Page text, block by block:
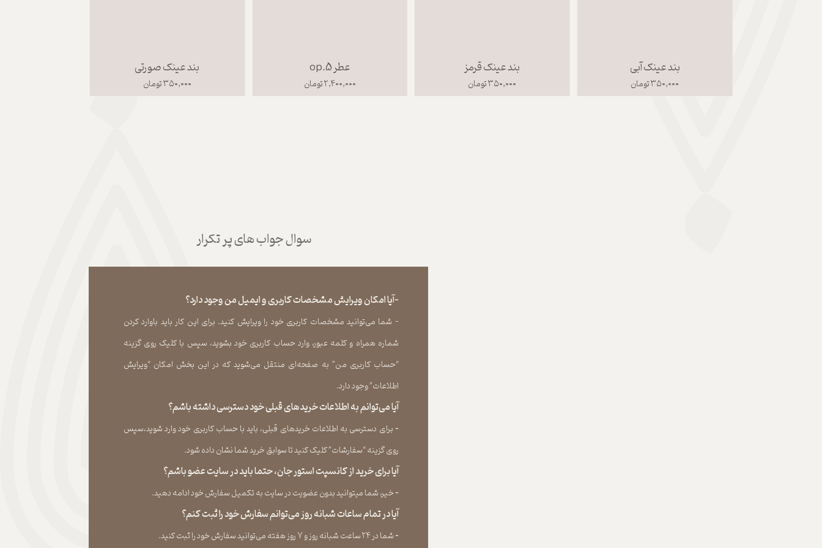
بند عینک صورتی
۳۵۰,۰۰۰ تومان
عطر op.5
۲,۴۰۰,۰۰۰ تومان
بند عینک قرمز
۳۵۰,۰۰۰ تومان
بند عینک آبی
۳۵۰,۰۰۰ تومان
سوال جواب های پر تکرار
-آیا امکان ویرایش مشخصات کاربری و ایمیل من وجود دارد؟
- شما می‏‌توانید مشخصات کاربری خود را ویرایش کنید. برای این کار باید باوارد کردن
شماره همراه و کلمه عبور، وارد حساب کاربری خود بشوید، سپس با کلیک روی گزینه
“حساب کاربری من” به صفحه‏‌ای منتقل می‏‌شوید که در این بخش امکان “ویرایش
اطلاعات” وجود دارد.​​​​​​​
آیا می‌‏توانم به اطلاعات خریدهای قبلی خود دسترسی داشته باشم؟
​​​​​​​- برای دسترسی به اطلاعات خریدهای قبلی، باید با حساب کاربری خود وارد شوید،سپس
روی گزینه “سفارشات” کلیک کنید تا سوابق خرید شما نشان داده ‏شود.​​​​​​​
آیا برای خرید از کانسپت استور جان، حتما باید در سایت عضو باشم؟
​​​​​​​- خیر، شما میتوانید بدون عضویت در سایت به تکمیل سفارش خود ادامه دهید.​​​​​​​
آیا در تمام ساعات شبانه روز می‌توانم سفارش خود را ثبت کنم؟
​​​​​​​​​​​​​​- شما در ۲۴ ساعت شبانه روز و ۷ روز هفته می‌‏توانید سفارش خود را ثبت کنید.